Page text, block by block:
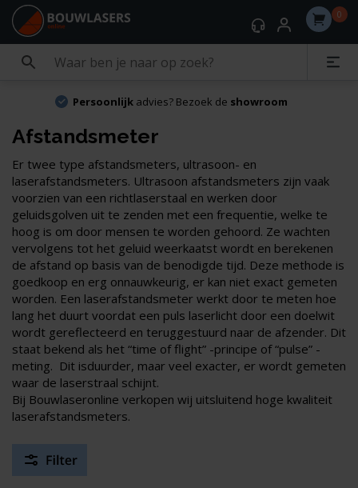
0
Persoonlijkadvies? Bezoek de showroom
Afstandsmeter
Er twee type afstandsmeters, ultrasoon- en
laserafstandsmeters. Ultrasoon afstandsmeters zijn vaak
voorzien van een richtlaserstaal en werken door
geluidsgolven uit te zenden met een frequentie, welke te
hoog is om door mensen te worden gehoord. Ze wachten
vervolgens tot het geluid weerkaatst wordt en berekenen
de afstand op basis van de benodigde tijd. Deze methode is
goedkoop en erg onnauwkeurig, er kan niet exact gemeten
worden. Een laserafstandsmeter werkt door te meten hoe
lang het duurt voordat een puls laserlicht door een doelwit
wordt gereflecteerd en teruggestuurd naar de afzender. Dit
staat bekend als het “time of flight” -principe of “pulse” -
meting. Dit isduurder, maar veel exacter, er wordt gemeten
waar de laserstraal schijnt.
Bij Bouwlaseronline verkopen wij uitsluitend hoge kwaliteit
laserafstandsmeters.